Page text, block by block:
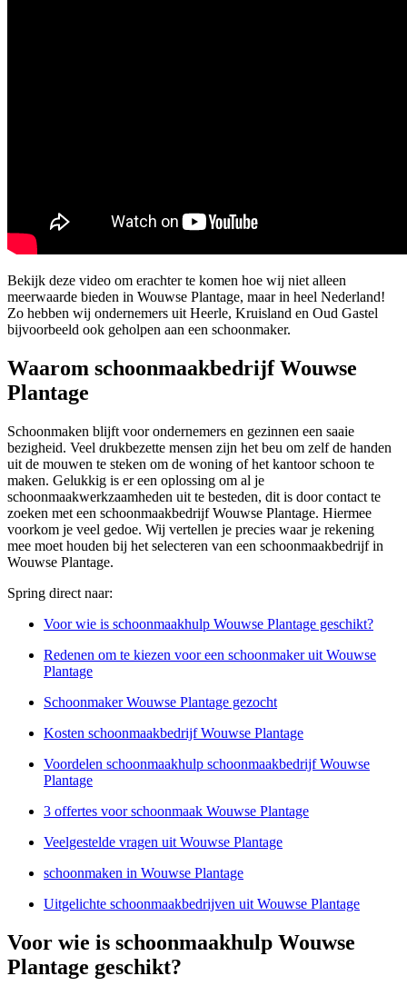
Bekijk deze video om erachter te komen hoe wij niet alleen
meerwaarde bieden in Wouwse Plantage, maar in heel Nederland!
Zo hebben wij ondernemers uit Heerle, Kruisland en Oud Gastel
bijvoorbeeld ook geholpen aan een schoonmaker.
Waarom schoonmaakbedrijf Wouwse
Plantage
Schoonmaken blijft voor ondernemers en gezinnen een saaie
bezigheid. Veel drukbezette mensen zijn het beu om zelf de handen
uit de mouwen te steken om de woning of het kantoor schoon te
maken. Gelukkig is er een oplossing om al je
schoonmaakwerkzaamheden uit te besteden, dit is door contact te
zoeken met een schoonmaakbedrijf Wouwse Plantage. Hiermee
voorkom je veel gedoe. Wij vertellen je precies waar je rekening
mee moet houden bij het selecteren van een schoonmaakbedrijf in
Wouwse Plantage.
Spring direct naar:
Voor wie is schoonmaakhulp Wouwse Plantage geschikt?
Redenen om te kiezen voor een schoonmaker uit Wouwse
Plantage
Schoonmaker Wouwse Plantage gezocht
Kosten schoonmaakbedrijf Wouwse Plantage
Voordelen schoonmaakhulp schoonmaakbedrijf Wouwse
Plantage
3 offertes voor schoonmaak Wouwse Plantage
Veelgestelde vragen uit Wouwse Plantage
schoonmaken in Wouwse Plantage
Uitgelichte schoonmaakbedrijven uit Wouwse Plantage
Voor wie is schoonmaakhulp Wouwse
Plantage geschikt?